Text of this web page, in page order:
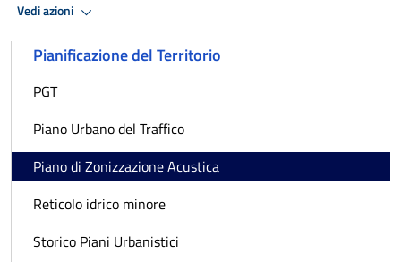
Vedi azioni
Pianificazione del Territorio
PGT
Piano Urbano del Traffico
Piano di Zonizzazione Acustica
Reticolo idrico minore
Storico Piani Urbanistici